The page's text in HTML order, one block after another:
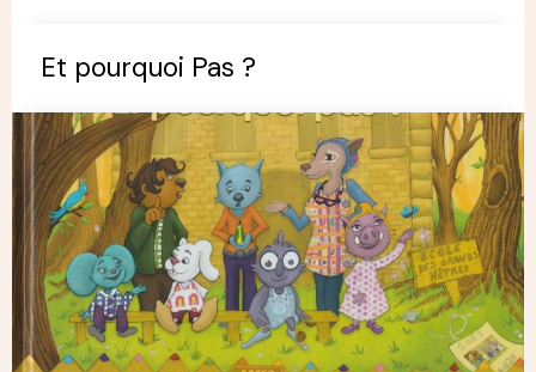
Et pourquoi Pas ?